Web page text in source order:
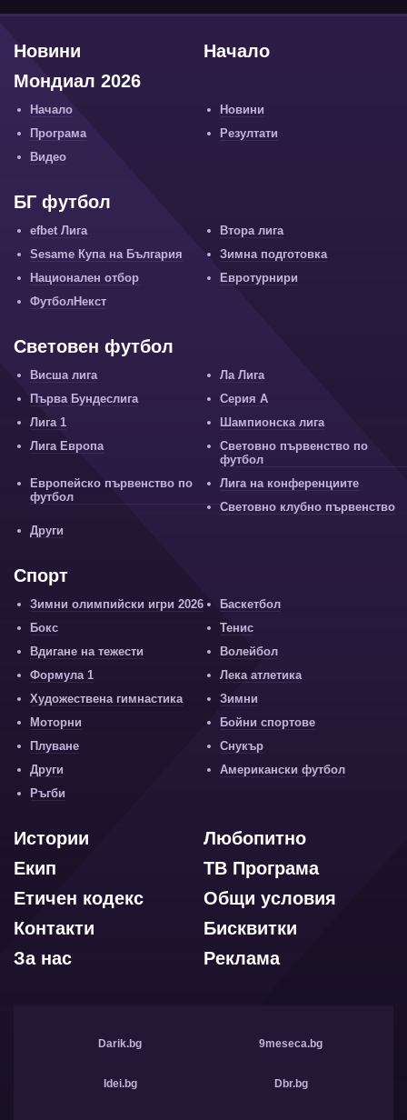
Начало
Новини
Мондиал 2026
Начало
Новини
Програма
Резултати
Видео
БГ футбол
efbet Лига
Втора лига
Sesame Купа на България
Зимна подготовка
Национален отбор
Евротурнири
ФутболНекст
Световен футбол
Висша лига
Ла Лига
Първа Бундеслига
Серия А
Лига 1
Шампионска лига
Лига Европа
Световно първенство по
футбол
Европейско първенство по
футбол
Лига на конференциите
Световно клубно първенство
Други
Спорт
Зимни олимпийски игри 2026
Баскетбол
Бокс
Тенис
Вдигане на тежести
Волейбол
Формула 1
Лека атлетика
Художествена гимнастика
Зимни
Моторни
Бойни спортове
Плуване
Снукър
Други
Американски футбол
Ръгби
Любопитно
Истории
ТВ Програма
Екип
Общи условия
Етичен кодекс
Бисквитки
Контакти
Реклама
За нас
Darik.bg 9meseca.bg
Idei.bg Dbr.bg